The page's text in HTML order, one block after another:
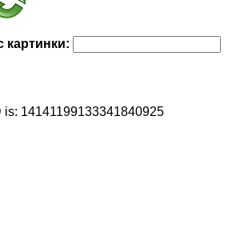
картинки:
is: 14141199133341840925